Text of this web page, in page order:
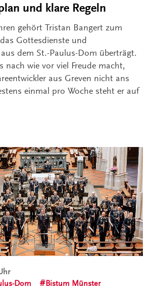
und klare Regeln
gehört Tristan Bangert zum
Gottesdienste und
dem St.-Paulus-Dom überträgt.
nach wie vor viel Freude macht,
aus Greven nicht ans
einmal pro Woche steht er auf
Dom Bistum Münster